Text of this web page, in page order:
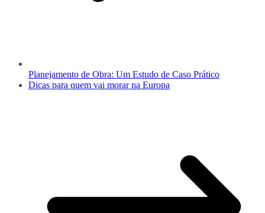
Planejamento de Obra: Um Estudo de Caso Prático
Dicas para quem vai morar na Europa